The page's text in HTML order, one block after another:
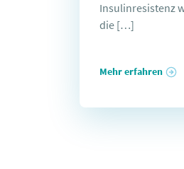
Insulinresistenz
die […]
Mehr erfahren